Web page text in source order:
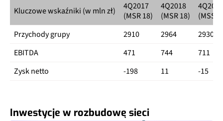
Kluczowe wskaźniki (w mln zł)
4Q2017
(MSR 18)
4Q2018
(MSR 18)
4Q2018
(MSSF
Przychody grupy
2910 2964
2930
EBITDA
471 744
711
Zysk netto
-198 11 -15
Inwestycje w rozbudowę sieci